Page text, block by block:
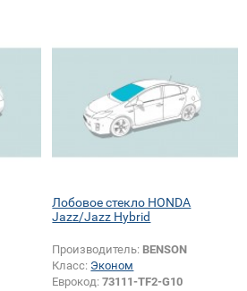
Лобовое стекло HONDA
Jazz/Jazz Hybrid
Производитель: BENSON
Класс: Эконом
Еврокод:73111-TF2-G10